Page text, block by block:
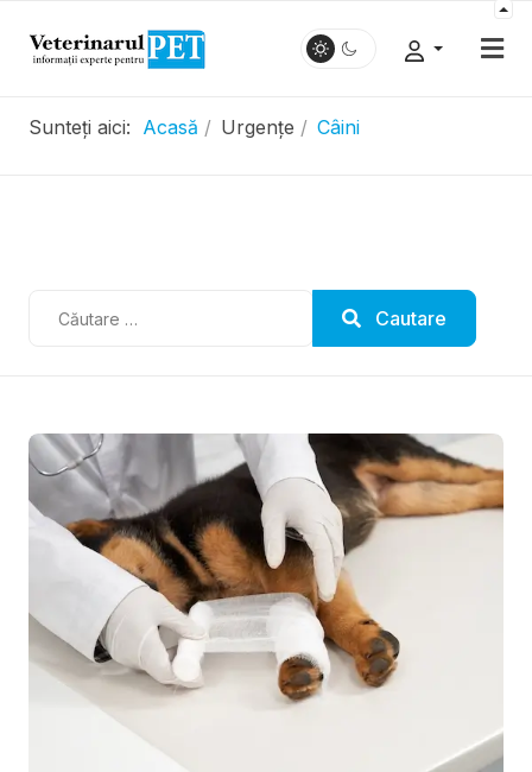
Sunteți aici: Acasă Urgențe Câini
Cautare